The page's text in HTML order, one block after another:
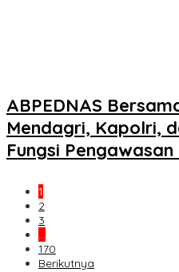
ABPEDNAS
Mendagri, Kapolri,
Fungsi Pengawasan
1
2
3
…
170
Berikutnya